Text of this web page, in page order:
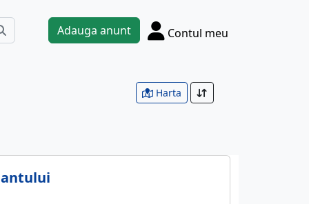
Adauga anunt Contul meu
Harta